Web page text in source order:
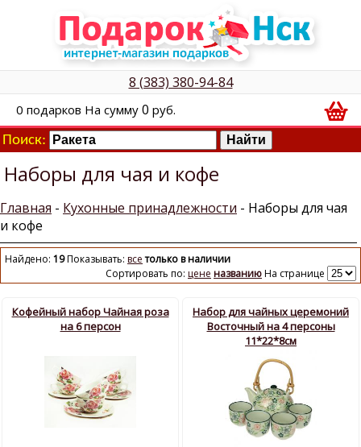
8 (383) 380-94-84
0 подарков На сумму 0 руб.
Поиск:
Наборы для чая и кофе
Главная - Кухонные принадлежности - Наборы для чая
и кофе
Найдено: 19Показывать: все только в наличии
Сортировать по: цене названиюНа странице
Кофейный набор Чайная роза
на 6 персон
Набор для чайных церемоний
Восточный на 4 персоны
11*22*8см